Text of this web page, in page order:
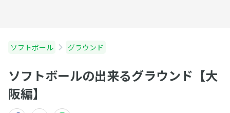
ソフトボール グラウンド
ソフトボールの出来るグラウンド【大
阪編】